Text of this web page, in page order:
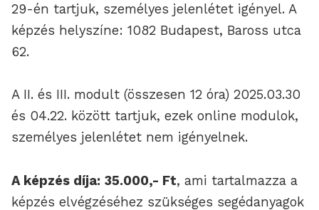
29-én tartjuk, személyes jelenlétet igényel. A
képzés helyszíne: 1082 Budapest, Baross utca
62.
A II. és III. modult (összesen 12 óra) 2025.03.30
és 04.22. között tartjuk, ezek online modulok,
személyes jelenlétet nem igényelnek.
A képzés díja: 35.000,- Ft, ami tartalmazza a
képzés elvégzéséhez szükséges segédanyagok